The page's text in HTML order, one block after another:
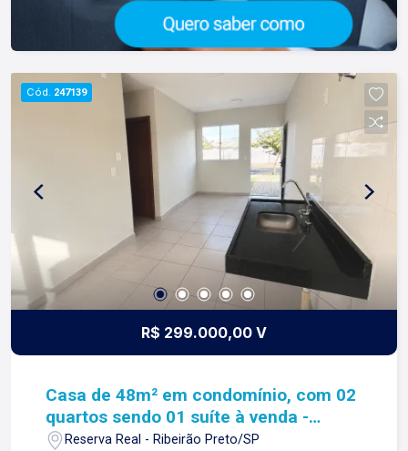
Cód. 247139
R$ 299.000,00 V
Casa de 48m² em condomínio, com 02
quartos sendo 01 suíte à venda -
Reserva Real
Reserva Real - Ribeirão Preto/SP